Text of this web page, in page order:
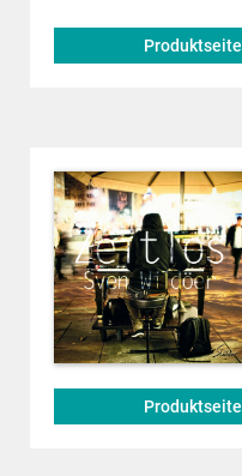
Produktseite
Produktseite